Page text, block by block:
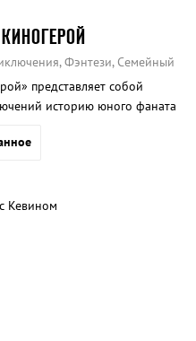
Фэнтези, Семейный
представляет собой
историю юного фаната